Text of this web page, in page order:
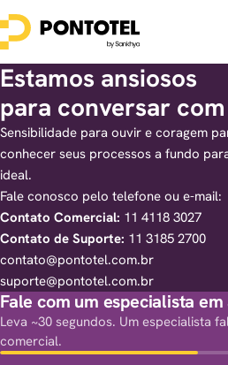
Estamos ansiosos
para conversar
Sensibilidade para ouvir e coragem
conhecer seus processos a fundo
ideal.
Fale conosco pelo telefone ou e-mail:
Contato Comercial: 11 4118 3027
Contato de Suporte: 11 3185 2700
contato@pontotel.com.br
suporte@pontotel.com.br
Fale com um especialista
Leva ~30 segundos. Um especialista
comercial.